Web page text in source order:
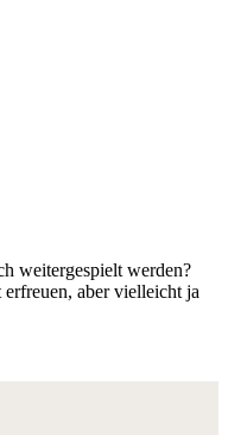
weitergespielt werden?
aber vielleicht ja